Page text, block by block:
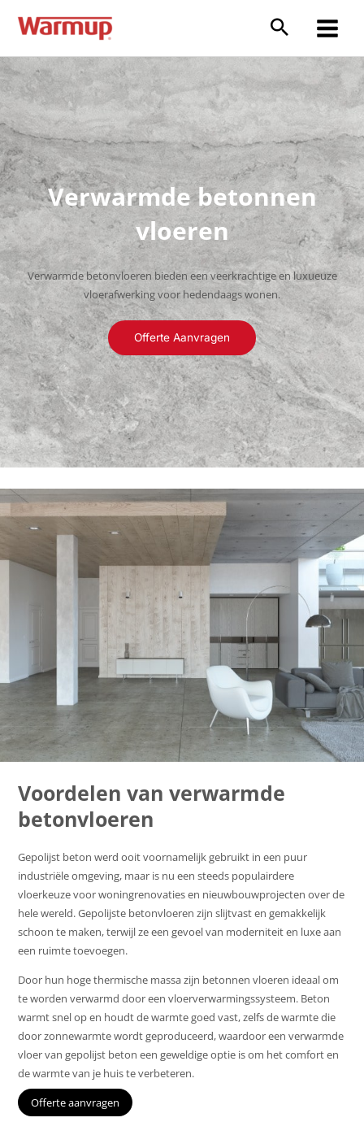
naar
inhoud
Main
Menu
Verwarmde betonnen
vloeren
Verwarmde betonvloeren bieden een veerkrachtige en luxueuze
vloerafwerking voor hedendaags wonen.
Offerte Aanvragen
Voordelen van verwarmde
betonvloeren
Gepolijst beton werd ooit voornamelijk gebruikt in een puur
industriële omgeving, maar is nu een steeds populairdere
vloerkeuze voor woningrenovaties en nieuwbouwprojecten over de
hele wereld. Gepolijste betonvloeren zijn slijtvast en gemakkelijk
schoon te maken, terwijl ze een gevoel van moderniteit en luxe aan
een ruimte toevoegen.
Door hun hoge thermische massa zijn betonnen vloeren ideaal om
te worden verwarmd door een vloerverwarmingssysteem. Beton
warmt snel op en houdt de warmte goed vast, zelfs de warmte die
door zonnewarmte wordt geproduceerd, waardoor een verwarmde
vloer van gepolijst beton een geweldige optie is om het comfort en
de warmte van je huis te verbeteren.
Offerte aanvragen